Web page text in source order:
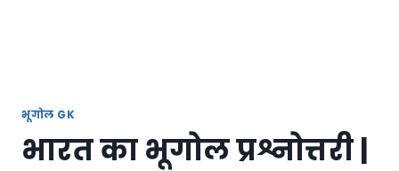
भूगोल GK
भारत का भूगोल प्रश्नोत्तरी |